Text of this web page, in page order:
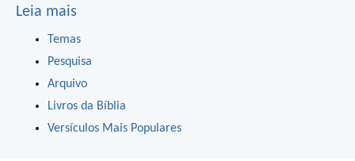
Leia mais
Temas
Pesquisa
Arquivo
Livros da Bíblia
Versículos Mais Populares